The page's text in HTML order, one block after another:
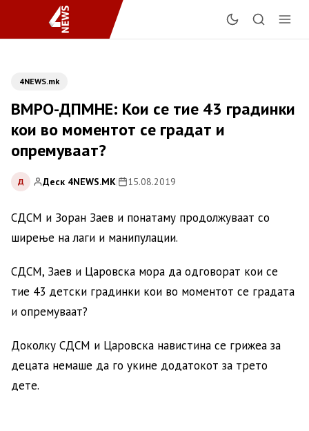
4NEWS.mk
ВМРО-ДПМНЕ: Кои се тие 43 градинки
кои во моментот се градат и
опремуваат?
Д Деск 4NEWS.MK| 15.08.2019
СДСМ и Зоран Заев и понатаму продолжуваат со
ширење на лаги и манипулации.
СДСМ, Заев и Царовска мора да одговорат кои се
тие 43 детски градинки кои во моментот се градата
и опремуваат?
Доколку СДСМ и Царовска навистина се грижеа за
децата немаше да го укине додатокот за трето
дете.